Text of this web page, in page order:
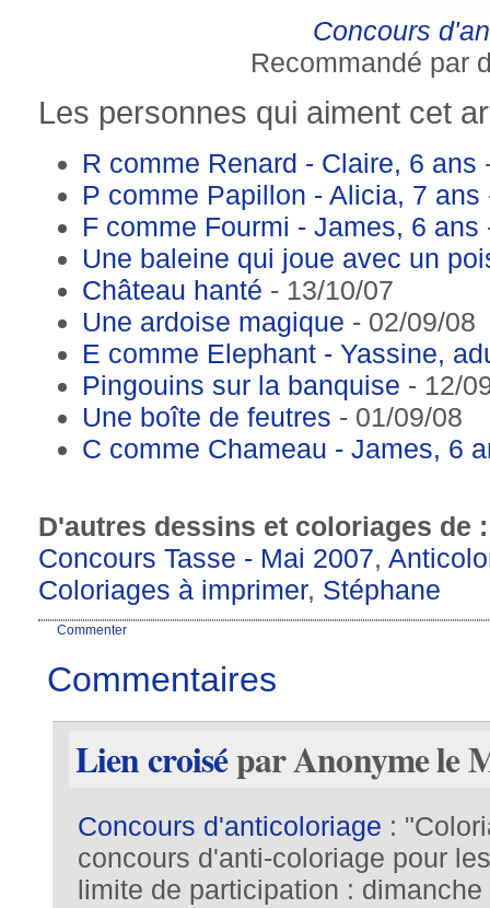
Concours
Recommandé par
Les personnes qui aiment cet
R comme Renard - Claire, 6 ans
P comme Papillon - Alicia, 7 ans
F comme Fourmi - James, 6 ans
Une baleine qui joue avec un
Château hanté - 13/10/07
Une ardoise magique - 02/09/08
E comme Elephant - Yassine,
Pingouins sur la banquise - 12/
Une boîte de feutres - 01/09/08
C comme Chameau - James, 6
D'autres dessins et coloriages de
Concours Tasse - Mai 2007,
Coloriages à imprimer, Stéphane
Commenter
Commentaires
Lien croisépar Anonyme le
Concours d'anticoloriage :
concours d'anti-coloriage pour
limite de participation :